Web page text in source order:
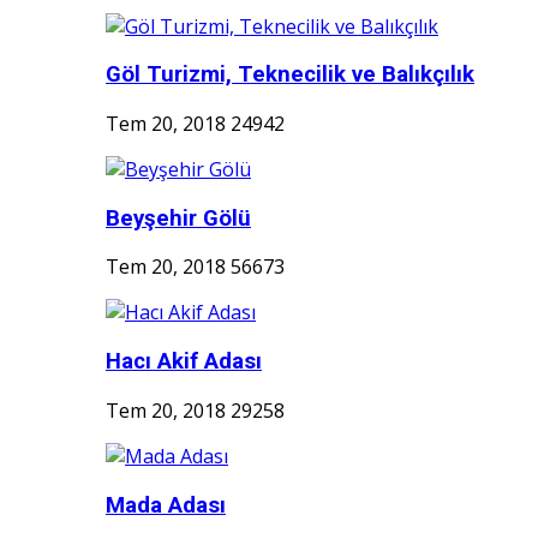
Göl Turizmi, Teknecilik ve Balıkçılık
Tem 20, 2018 24942
Beyşehir Gölü
Tem 20, 2018 56673
Hacı Akif Adası
Tem 20, 2018 29258
Mada Adası